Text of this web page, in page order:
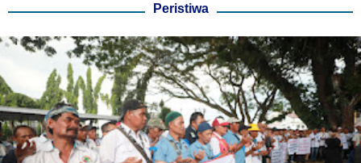
Peristiwa